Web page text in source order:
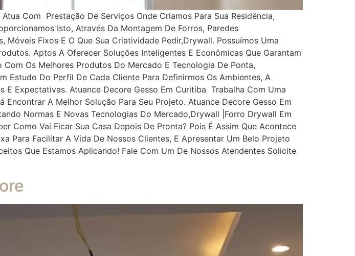
Com Prestação De Serviços Onde Criamos Para Sua Residência,
Isto, Através Da Montagem De Forros, Paredes
Fixos E O Que Sua Criatividade Pedir,drywall. Possuímos Uma
Aptos A Oferecer Soluções Inteligentes E Econômicas Que Garantam
Os Melhores Produtos Do Mercado E Tecnologia De Ponta,
Estudo Do Perfil De Cada Cliente Para Definirmos Os Ambientes, A
Expectativas. Atuance Decore Gesso Em Curitiba Trabalha Com Uma
A Melhor Solução Para Seu Projeto. Atuance Decore Gesso Em
Normas E Novas Tecnologias Do Mercado,drywall |Forro Drywall Em
Como Vai Ficar Sua Casa Depois De Pronta? Pois É Assim Que Acontece
Para Facilitar A Vida De Nossos Clientes, E Apresentar Um Belo Projeto
Que Estamos Aplicando! Fale Com Um De Nossos Atendentes Solicite